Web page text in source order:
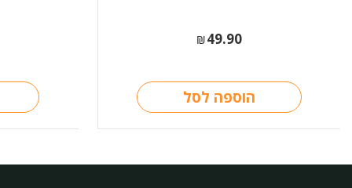
₪49.90
הוספה לסל